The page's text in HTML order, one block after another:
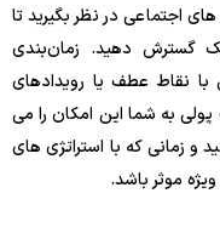
اجتماعی در نظر بگیرید تا
گسترش دهید. زمان‌بندی
با نقاط عطف یا رویدادهای
پولی به شما این امکان را می
و زمانی که با استراتژی های
موثر باشد.